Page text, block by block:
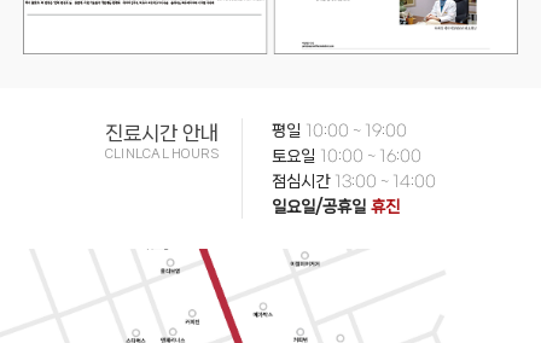
진료시간 안내
CLINLCAL HOURS
평일 10:00 ~ 19:00
토요일 10:00 ~ 16:00
점심시간 13:00 ~ 14:00
일요일/공휴일 휴진